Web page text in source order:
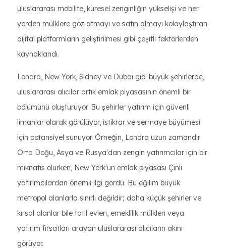
uluslararası mobilite, küresel zenginliğin yükselişi ve her
yerden mülklere göz atmayı ve satın almayı kolaylaştıran
dijital platformların geliştirilmesi gibi çeşitli faktörlerden
kaynaklandı.
Londra, New York, Sidney ve Dubai gibi büyük şehirlerde,
uluslararası alıcılar artık emlak piyasasının önemli bir
bölümünü oluşturuyor. Bu şehirler yatırım için güvenli
limanlar olarak görülüyor, istikrar ve sermaye büyümesi
için potansiyel sunuyor. Örneğin, Londra uzun zamandır
Orta Doğu, Asya ve Rusya'dan zengin yatırımcılar için bir
mıknatıs olurken, New York'un emlak piyasası Çinli
yatırımcılardan önemli ilgi gördü. Bu eğilim büyük
metropol alanlarla sınırlı değildir; daha küçük şehirler ve
kırsal alanlar bile tatil evleri, emeklilik mülkleri veya
yatırım fırsatları arayan uluslararası alıcıların akını
görüyor.